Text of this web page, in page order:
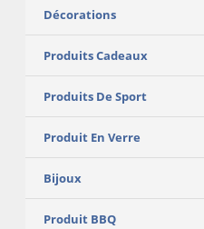
Décorations
Produits Cadeaux
Produits De Sport
Produit En Verre
Bijoux
Produit BBQ